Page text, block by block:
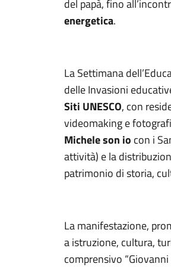
del papà, fino
energetica.
La Settimana
delle Invasioni
Siti UNESCO, con
videomaking e
Michele son io con i
attività) e la
patrimonio di storia,
La manifestazione,
a istruzione, cultura,
comprensivo